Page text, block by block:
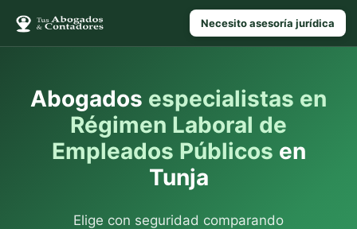
Necesito asesoría jurídica
Abogados especialistas en
Régimen Laboral de
Empleados Públicos en
Tunja
Elige con seguridad comparando